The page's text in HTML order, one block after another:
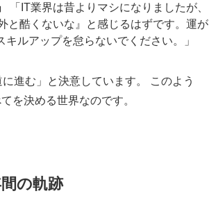
「IT業界は昔よりマシになりましたが、
と酷くないな』と感じるはずです。運が
ルアップを怠らないでください。」
進む」と決意しています。 このよう
を決める世界なのです。
の軌跡